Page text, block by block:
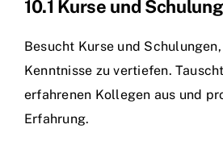
10.1 Kurse und
Besucht Kurse und
Kenntnisse zu vertiefen.
erfahrenen Kollegen aus und
Erfahrung.